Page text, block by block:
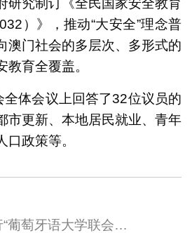
研究制订《全民国家安全教育
）》，推动“大安全”理念普
澳门社会的多层次、多形式的
教育全覆盖。
全体会议上回答了32位议员的
市更新、本地居民就业、青年
口政策等。
葡萄牙语大学联会